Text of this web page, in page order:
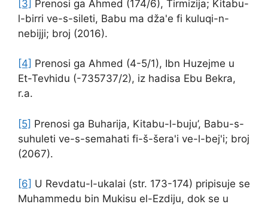
[3]
Prenosi ga Ahmed (174/6), Tirmizija; Kitabu-
l-birri ve-s-sileti, Babu ma dža'e fi kuluqi-n-
nebijji; broj (2016).
[4] Prenosi ga Ahmed (4-5/1), Ibn Huzejme u
Et-Tevhidu (-735737/2), iz hadisa Ebu Bekra,
r.a.
[5] Prenosi ga Buharija, Kitabu-l-buju’, Babu-s-
suhuleti ve-s-semahati fi-š-šera'i ve-l-bej'i; broj
(2067).
[6] U Revdatu-l-ukalai (str. 173-174) pripisuje se
Muhammedu bin Mukisu el-Ezdiju, dok se u